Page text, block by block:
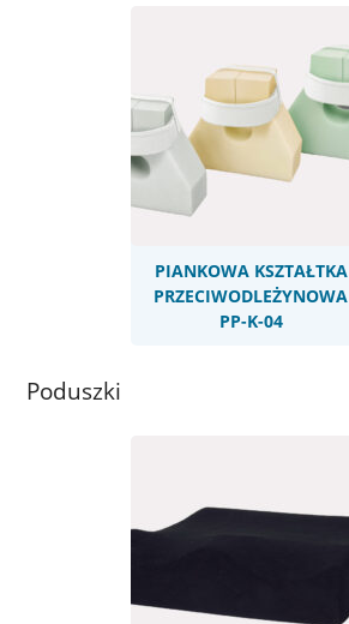
PIANKOWA KSZTAŁTKA
PRZECIWODLEŻYNOWA
PP-K-04
Poduszki